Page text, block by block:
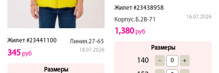
Жилет #23441100 Линия.27-65
18.07.2026
345 руб
Размеры
Жилет #23438958
Корпус.Б.2В-71
16.07.2026
1,380руб
Размеры
140 - +